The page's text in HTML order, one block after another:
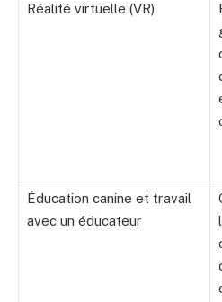
Réalité virtuelle (VR)
Éducation canine et travail
avec un éducateur